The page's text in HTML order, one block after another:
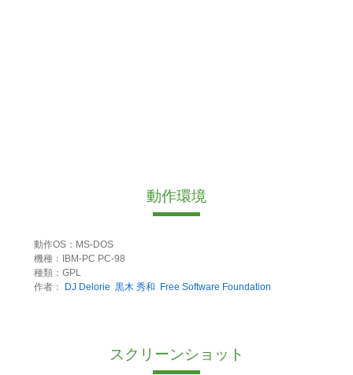
動作環境
動作OS：MS-DOS
機種：IBM-PC PC-98
種類：GPL
作者：
DJ Delorie 黒木 秀和 Free Software Foundation
スクリーンショット